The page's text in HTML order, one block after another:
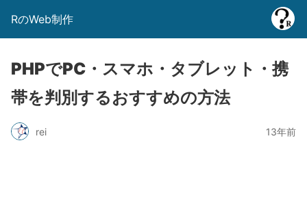
RのWeb制作
PHPでPC・スマホ・タブレット・携
帯を判別するおすすめの方法
rei 13年前